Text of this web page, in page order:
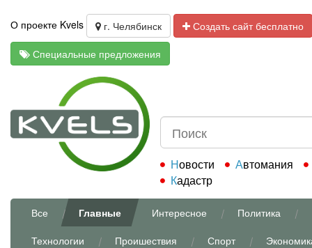
О проекте Kvels г. Челябинск
Создать сайт бесплатно
Специальные предложения
Новости
Автомания
Кадастр
Все Главные Интересное
Политика
Технологии
Проишествия Спорт